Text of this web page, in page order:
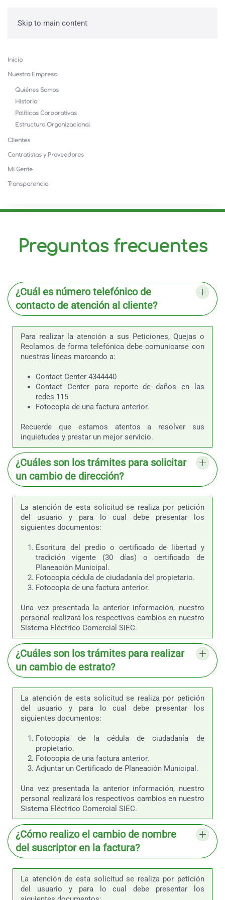
Skip to main content
Inicio
Nuestra Empresa
Quiénes Somos
Historia
Políticas Corporativas
Estructura Organizacional
Clientes
Contratistas y Proveedores
Mi Gente
Transparencia
Preguntas frecuentes
¿Cuál es número telefónico de
contacto de atención al cliente?
Para realizar la atención a sus Peticiones, Quejas o
Reclamos de forma telefónica debe comunicarse con
nuestras líneas marcando a:
Contact Center 4344440
Contact Center para reporte de daños en las
redes 115
Fotocopia de una factura anterior.
Recuerde que estamos atentos a resolver sus
inquietudes y prestar un mejor servicio.
¿Cuáles son los trámites para solicitar
un cambio de dirección?
La atención de esta solicitud se realiza por petición
del usuario y para lo cual debe presentar los
siguientes documentos:
Escritura del predio o certificado de libertad y
tradición vigente (30 días) o certificado de
Planeación Municipal.
Fotocopiacédula de ciudadanía del propietario.
Fotocopiade una factura anterior.
Una vez presentada la anterior información, nuestro
personal realizará los respectivos cambios en nuestro
Sistema Eléctrico Comercial SIEC.
¿Cuáles son los trámites para realizar
un cambio de estrato?
La atención de esta solicitud se realiza por petición
del usuario y para lo cual debe presentar los
siguientes documentos:
Fotocopia de la cédula de ciudadanía de
propietario.
Fotocopia de una factura anterior.
Adjuntar un Certificado de Planeación Municipal.
Una vez presentada la anterior información, nuestro
personal realizará los respectivos cambios en nuestro
Sistema Eléctrico Comercial SIEC.
¿Cómo realizo el cambio de nombre
del suscriptor en la factura?
La atención de esta solicitud se realiza por petición
del usuario y para lo cual debe presentar los